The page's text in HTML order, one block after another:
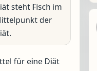
steht Fisch im
der
für eine Diät